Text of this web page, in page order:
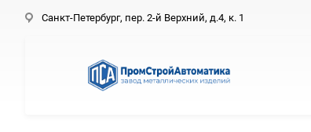
Санкт-Петербург, пер. 2-й Верхний, д.4, к. 1